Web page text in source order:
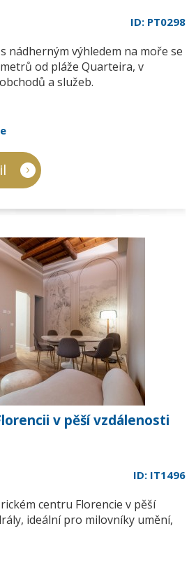
ID: PT0298
nádherným výhledem na moře se
od pláže Quarteira, v
a služeb.
v pěší vzdálenosti
ID: IT1496
centru Florencie v pěší
ideální pro milovníky umění,